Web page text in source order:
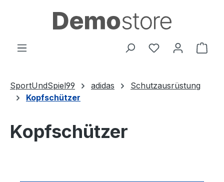
Zum Hauptinhalt springen
Du hast 0
SportUndSpiel99 adidas
Schutzausrüstung
Kopfschützer
Kopfschützer